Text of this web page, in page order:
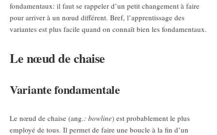
fondamentaux: il faut se rappeler d’un petit changement à faire
pour arriver à un nœud différent. Bref, l’apprentissage des
variantes est plus facile quand on connaît bien les fondamentaux.
Le nœud de chaise
Variante fondamentale
Le nœud de chaise (ang.: bowline) est probablement le plus
employé de tous. Il permet de faire une boucle à la fin d’un